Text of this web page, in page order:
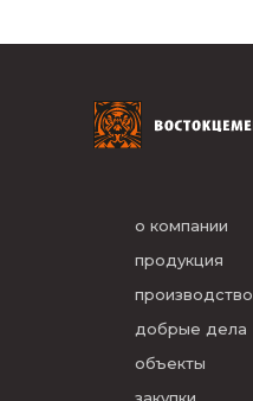
о компании
продукция
производство
добрые дела
объекты